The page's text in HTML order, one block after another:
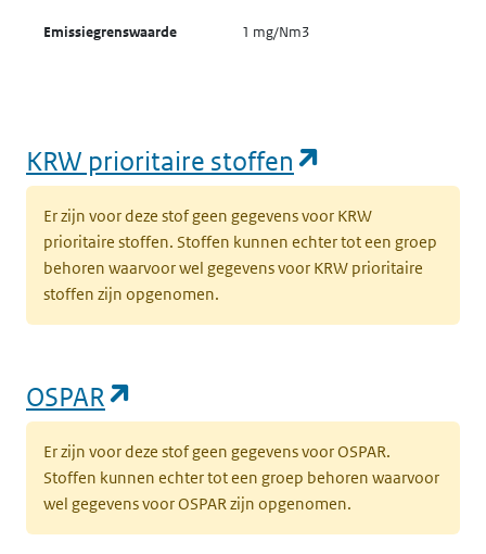
Emissiegrenswaarde 1 mg/Nm3
KRW prioritaire stoffen
Er zijn voor deze stof geen gegevens voor KRW
prioritaire stoffen. Stoffen kunnen echter tot een groep
behoren waarvoor wel gegevens voor KRW prioritaire
stoffen zijn opgenomen.
OSPAR
Er zijn voor deze stof geen gegevens voor OSPAR.
Stoffen kunnen echter tot een groep behoren waarvoor
wel gegevens voor OSPAR zijn opgenomen.